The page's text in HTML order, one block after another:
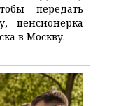
передать
пенсионерка
в Москву.